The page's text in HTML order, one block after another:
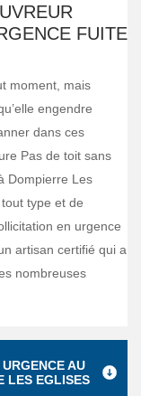
FUITE
moment, mais
engendre
dans ces
Pas de toit sans
Dompierre Les
type et de
en urgence
artisan certifié qui a
nombreuses
AU
LES EGLISES